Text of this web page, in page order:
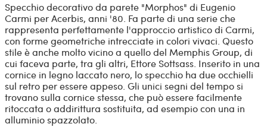
Specchio decorativo da parete "Morphos" di Eugenio
Carmi per Acerbis, anni '80. Fa parte di una serie che
rappresenta perfettamente l'approccio artistico di Carmi,
con forme geometriche intrecciate in colori vivaci. Questo
stile è anche molto vicino a quello del Memphis Group, di
cui faceva parte, tra gli altri, Ettore Sottsass. Inserito in una
cornice in legno laccato nero, lo specchio ha due occhielli
sul retro per essere appeso. Gli unici segni del tempo si
trovano sulla cornice stessa, che può essere facilmente
ritoccata o addirittura sostituita, ad esempio con una in
alluminio spazzolato.